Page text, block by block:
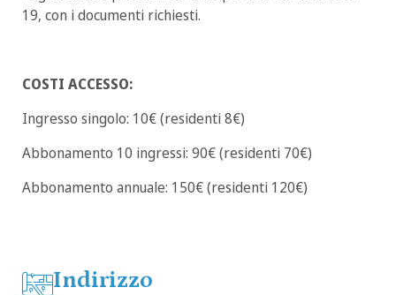
19, con i documenti richiesti.
COSTI ACCESSO:
Ingresso singolo: 10€ (residenti 8€)
Abbonamento 10 ingressi: 90€ (residenti 70€)
Abbonamento annuale: 150€ (residenti 120€)
Indirizzo